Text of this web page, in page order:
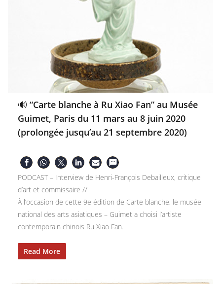
🔊 “Carte blanche à Ru Xiao Fan” au Musée
Guimet, Paris du 11 mars au 8 juin 2020
(prolongée jusqu’au 21 septembre 2020)
PODCAST – Interview de Henri-François Debailleux, critique
d’art et commissaire //
À l’occasion de cette 9e édition de Carte blanche, le musée
national des arts asiatiques – Guimet a choisi l’artiste
contemporain chinois Ru Xiao Fan.
Read More